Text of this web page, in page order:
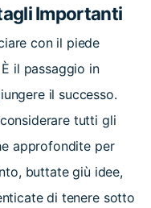
Importanti
con il piede
il passaggio in
il successo.
tutti gli
approfondite per
buttate giù idee,
di tenere sotto